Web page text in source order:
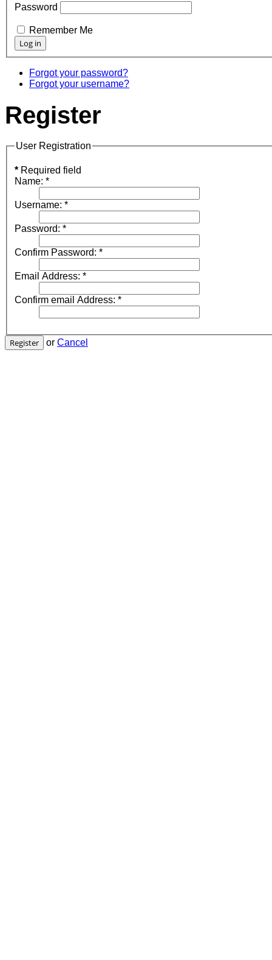
Password
Remember Me
Forgot your password?
Forgot your username?
Register
User Registration
* Required field
Name: *
Username: *
Password: *
Confirm Password: *
Email Address: *
Confirm email Address: *
Register or Cancel